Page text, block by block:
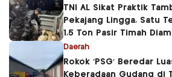
TNI AL Sikat Praktik
Pekajang Lingga, Satu
1,5 Ton Pasir Timah
Daerah
Rokok ‘PSG’ Beredar
Keberadaan Gudang di